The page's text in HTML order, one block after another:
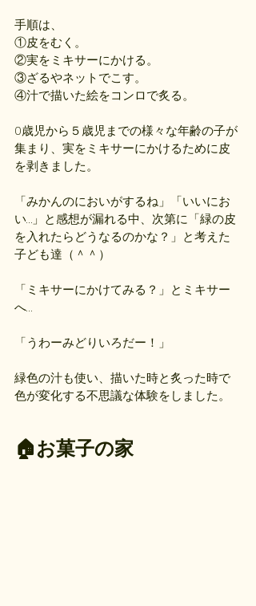
手順は、
①皮をむく。
②実をミキサーにかける。
③ざるやネットでこす。
④汁で描いた絵をコンロで炙る。
0歳児から５歳児までの様々な年齢の子が
集まり、実をミキサーにかけるために皮
を剥きました。
「みかんのにおいがするね」「いいにお
い…」と感想が漏れる中、次第に「緑の皮
を入れたらどうなるのかな？」と考えた
子ども達（＾＾）
「ミキサーにかけてみる？」とミキサー
へ…
「うわーみどりいろだー！」
緑色の汁も使い、描いた時と炙った時で
色が変化する不思議な体験をしました。
🏠お菓子の家